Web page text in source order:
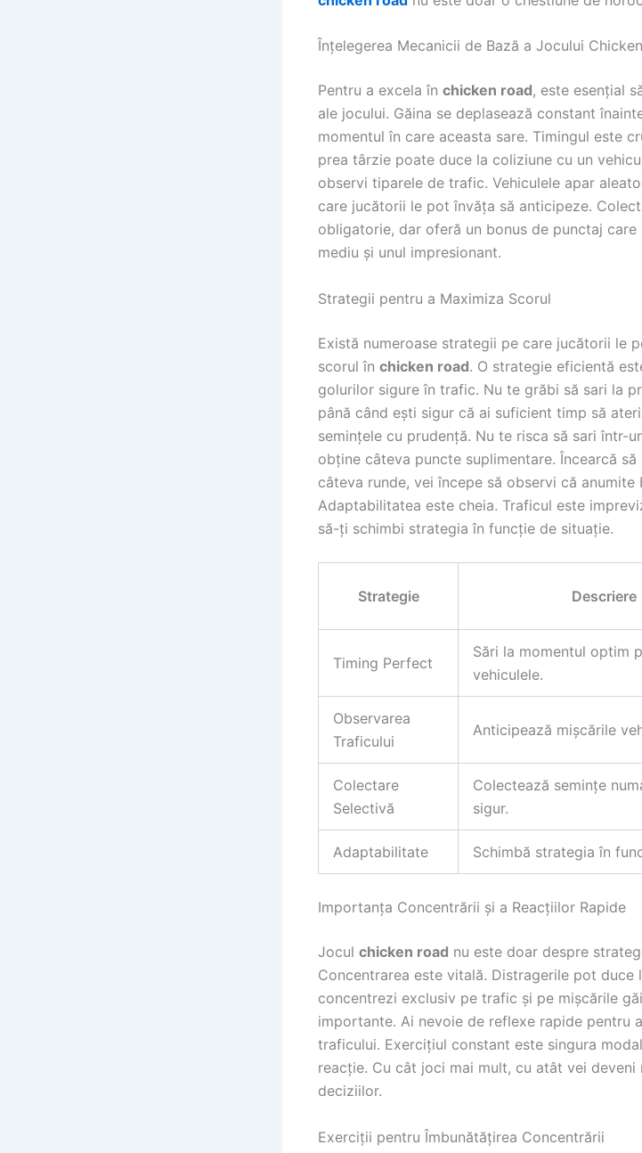
Înțelegerea Mecanicii de Bază a Jocului
Pentru a excela în chicken road, este esențial
ale jocului. Găina se deplasează constant
momentul în care aceasta sare. Timingul este
prea târzie poate duce la coliziune cu un
observi tiparele de trafic. Vehiculele apar
care jucătorii le pot învăța să anticipeze.
obligatorie, dar oferă un bonus de punctaj
mediu și unul impresionant.
Strategii pentru a Maximiza Scorul
Există numeroase strategii pe care jucătorii le
scorul în chicken road. O strategie eficientă
golurilor sigure în trafic. Nu te grăbi să sari la
până când ești sigur că ai suficient timp să
semințele cu prudență. Nu te risca să sari într-
obține câteva puncte suplimentare. Încearcă
câteva runde, vei începe să observi că
Adaptabilitatea este cheia. Traficul este
să-ți schimbi strategia în funcție de situație.
Strategie Descriere
Timing Perfect
Sări la momentul optim
vehiculele.
Observarea
Traficului
Anticipează mișcările
Colectare
Selectivă
Colectează semințe
sigur.
Adaptabilitate Schimbă strategia în
Importanța Concentrării și a Reacțiilor Rapide
Jocul chicken road nu este doar despre
Concentrarea este vitală. Distragerile pot
concentrezi exclusiv pe trafic și pe mișcările
importante. Ai nevoie de reflexe rapide pentru
traficului. Exercițiul constant este singura
reacție. Cu cât joci mai mult, cu atât vei
deciziilor.
Exerciții pentru Îmbunătățirea Concentrării